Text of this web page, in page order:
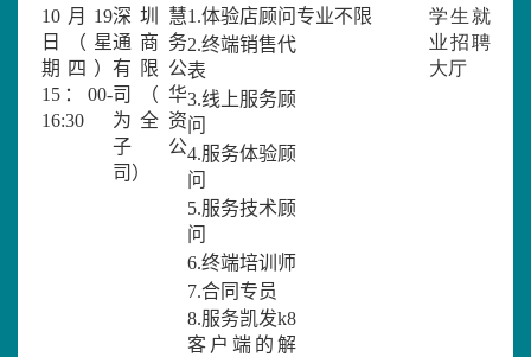
10月 19
日（星
期四）
15： 00-
16:30
深圳慧
通商务
有限公
司（华
为全资
子公
司）
1.体验店顾问
2.终端销售代
表
3.线上服务顾
问
4.服务体验顾
问
5.服务技术顾
问
6.终端培训师
7.合同专员
8.服务凯发k8
客户端的解
专业不限
学生就
业招聘
大厅